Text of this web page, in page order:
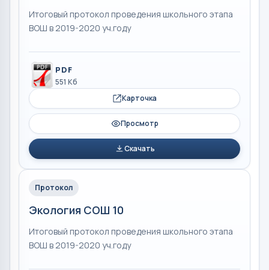
Итоговый протокол проведения школьного этапа
ВОШ в 2019-2020 уч.году
PDF
551 Кб
Карточка
Просмотр
Скачать
Протокол
Экология СОШ 10
Итоговый протокол проведения школьного этапа
ВОШ в 2019-2020 уч.году